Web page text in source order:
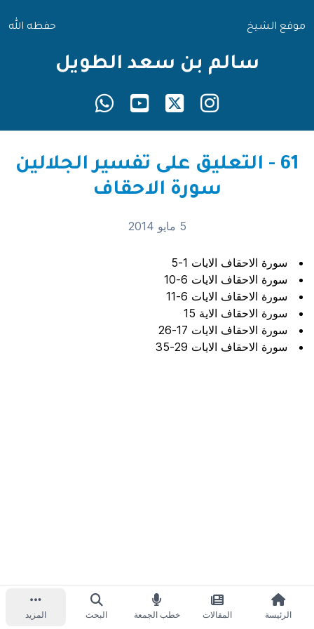
موقع الشيخ حفظه الله
سالم بن سعد الطويل
61 - التعليق على تفسير الجلالين
سورة الاحقاف
5 مايو 2014
سورة الاحقاف الايات 1-5
سورة الاحقاف الايات 6-10
سورة الاحقاف الايات 6-11
سورة الاحقاف الاية 15
سورة الاحقاف الايات 17-26
سورة الاحقاف الايات 29-35
الرئيسة المقالات خطب الجمعة البحث المزيد